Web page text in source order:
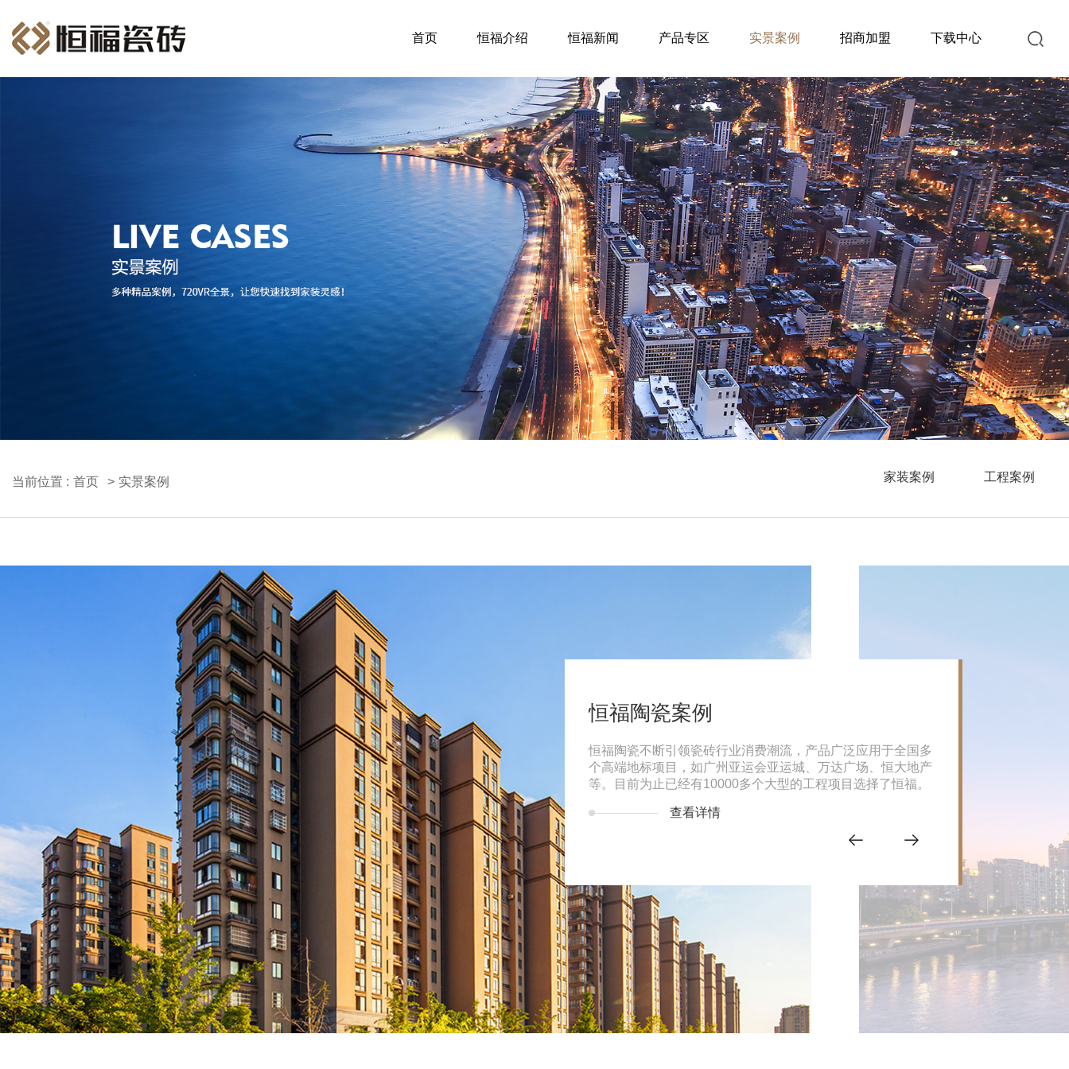
首页 恒福介绍 恒福新闻 产品专区 实景案例 招商加盟 下载中心
当前位置 : 首页 实景案例 家装案例 工程案例
成都后花园
成都后花园位于成都市，是目前成都市离城中心最近，占地规
模最大(800多亩)，北美风格最纯粹的别墅级项目。整个项目
分四期开发，一期400余亩，418户纯别墅现已交房入住；二
期以叠拼别墅和复式别墅为主，383户
查看详情
恒福陶瓷案例
恒福陶瓷不断引领瓷砖行业消费潮流，产品广泛应用于全国多
个高端地标项目，如广州亚运会亚运城、万达广场、恒大地产
等。目前为止已经有10000多个大型的工程项目选择了恒福。
查看详情